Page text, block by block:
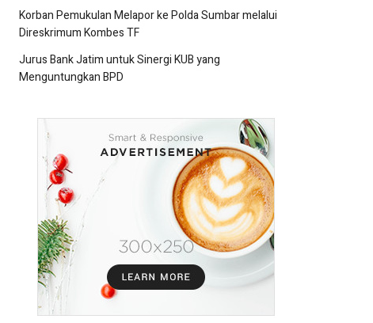
Korban Pemukulan Melapor ke Polda Sumbar melalui
Direskrimum Kombes TF
Jurus Bank Jatim untuk Sinergi KUB yang
Menguntungkan BPD